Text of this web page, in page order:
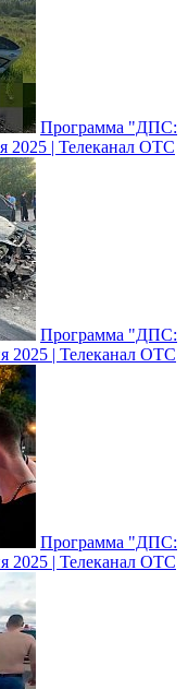
Программа "ДПС:
2025 | Телеканал ОТС
Программа "ДПС:
2025 | Телеканал ОТС
Программа "ДПС:
2025 | Телеканал ОТС